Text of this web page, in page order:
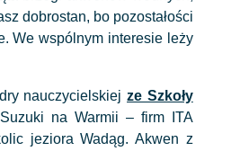
dobrostan, bo pozostałości
We wspólnym interesie leży
nauczycielskiejze Szkoły
na Warmii – firm ITA
jeziora Wadąg. Akwen z